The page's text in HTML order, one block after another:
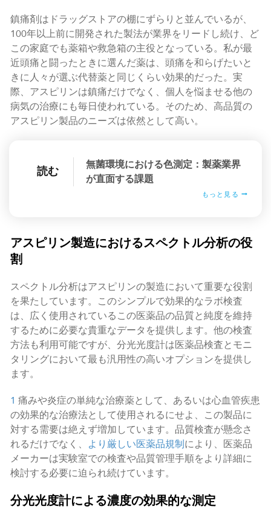
鎮痛剤はドラッグストアの棚にずらりと並んでいるが、
100年以上前に開発された製法が業界をリードし続け、ど
この家庭でも薬箱や救急箱の主役となっている。私が最
近頭痛と闘ったときに選んだ薬は、頭痛を和らげたいと
きに人々が選ぶ代替薬と同じくらい効果的だった。実
際、アスピリンは鎮痛だけでなく、個人を悩ませる他の
病気の治療にも毎日使われている。そのため、高品質の
アスピリン製品のニーズは依然として高い。
読む
無菌環境における色測定：製薬業界
が直面する課題
もっと見る
アスピリン製造におけるスペクトル分析の役
割
スペクトル分析はアスピリンの製造において重要な役割
を果たしています。このシンプルで効果的なラボ検査
は、広く使用されているこの医薬品の品質と純度を維持
するために必要な貴重なデータを提供します。他の検査
方法も利用可能ですが、分光光度計は医薬品検査とモニ
タリングにおいて最も汎用性の高いオプションを提供し
ます。
1 痛みや炎症の単純な治療薬として、あるいは心血管疾患
の効果的な治療法として使用されるにせよ、この製品に
対する需要は絶えず増加しています。品質検査が懸念さ
れるだけでなく、 より厳しい医薬品規制により、医薬品
メーカーは実験室での検査や品質管理手順をより詳細に
検討する必要に迫られ続けています。
分光光度計による濃度の効果的な測定